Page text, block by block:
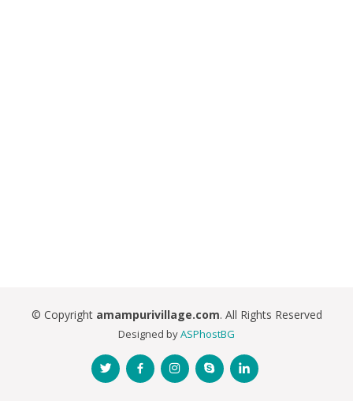
© Copyright amampurivillage.com. All Rights Reserved
Designed byASPhostBG